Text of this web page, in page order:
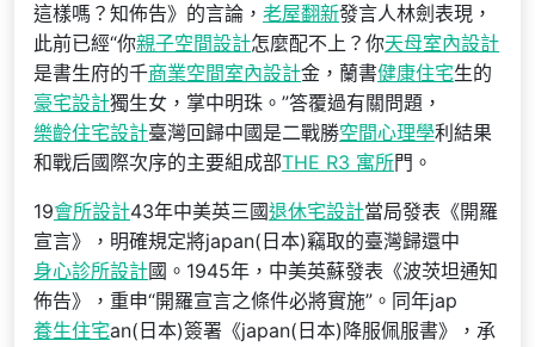
這樣嗎？知佈告》的言論， 老屋翻新發言人林劍表現，
此前已經“你親子空間設計怎麼配不上？你天母室內設計
是書生府的千商業空間室內設計金，蘭書健康住宅生的
豪宅設計獨生女，掌中明珠。”答覆過有關問題，
樂齡住宅設計臺灣回歸中國是二戰勝空間心理學利結果
和戰后國際次序的主要組成部THE R3 寓所門。
19會所設計43年中美英三國退休宅設計當局發表《開羅
宣言》，明確規定將japan(日本)竊取的臺灣歸還中
身心診所設計國。1945年，中美英蘇發表《波茨坦通知
佈告》，重申“開羅宣言之條件必將實施”。同年jap
養生住宅an(日本)簽署《japan(日本)降服佩服書》，承